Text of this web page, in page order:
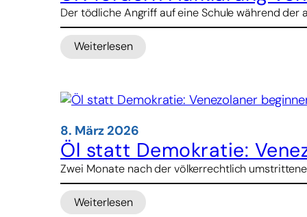
Der tödliche Angriff auf eine Schule während
Weiterlesen
:
Aufklärung
Bombenangriff
auf
Mädchenschule
im
Iran
8. März 2026
Öl statt Demokratie:
Zwei Monate nach der völkerrechtlich
Weiterlesen
: